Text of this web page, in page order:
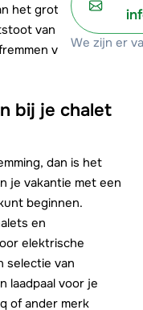
We zijn er
het grotere
van
van de
bij je chalet
dan is het
je vakantie met een
beginnen.
en
elektrische
selectie van
laadpaal voor je
of ander merk